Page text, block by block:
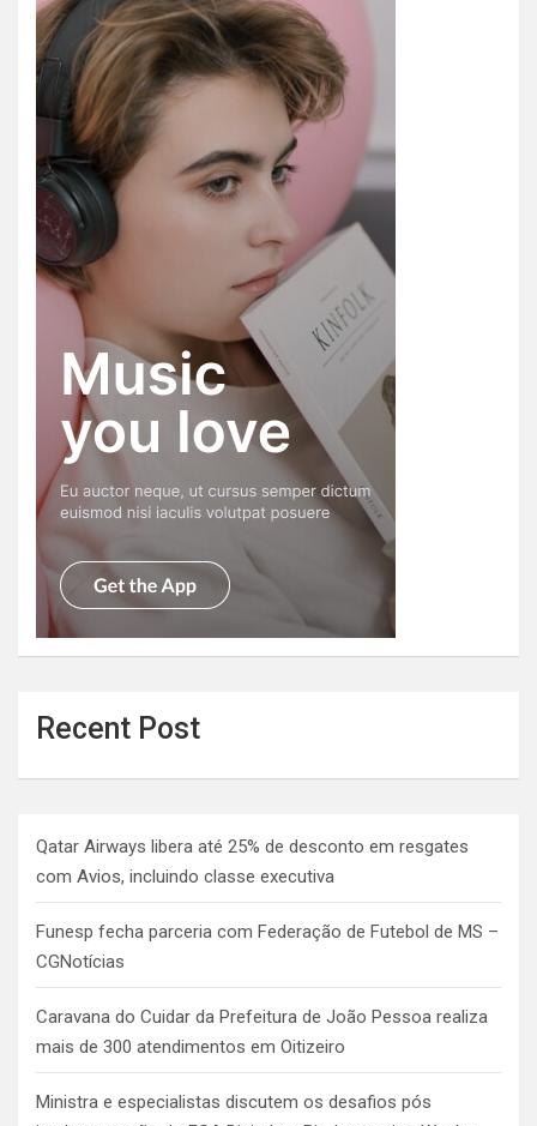
Recent Post
Qatar Airways libera até 25% de desconto em resgates
com Avios, incluindo classe executiva
Funesp fecha parceria com Federação de Futebol de MS –
CGNotícias
Caravana do Cuidar da Prefeitura de João Pessoa realiza
mais de 300 atendimentos em Oitizeiro
Ministra e especialistas discutem os desafios pós